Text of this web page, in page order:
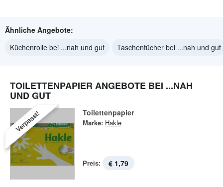
Ähnliche Angebote:
Küchenrolle bei ...nah und gut
Taschentücher bei ...nah und gut
TOILETTENPAPIER ANGEBOTE BEI ...NAH
UND GUT
Verpasst! Toilettenpapier
Marke: Hakle
Preis: € 1,79